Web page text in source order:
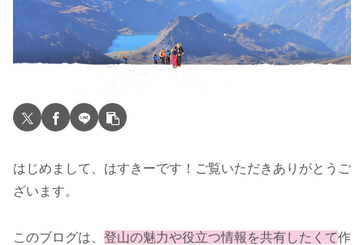
はじめまして、はすきーです！ご覧いただきありがとうご
ざいます。
このブログは、 登山の魅力や役立つ情報を共有したくて作